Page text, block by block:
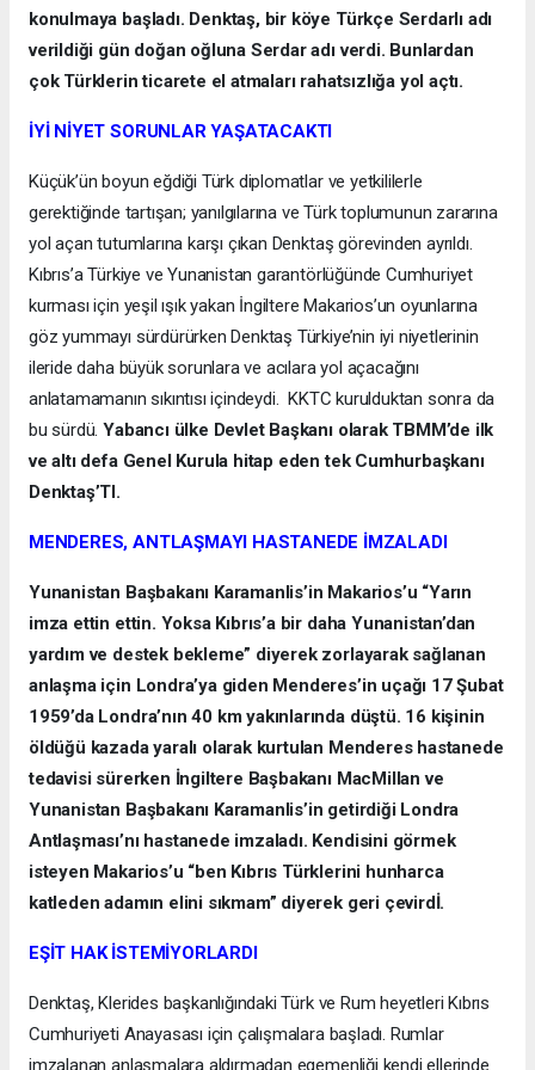
konulmaya başladı. Denktaş, bir köye Türkçe Serdarlı adı
verildiği gün doğan oğluna Serdar adı verdi. Bunlardan
çok Türklerin ticarete el atmaları rahatsızlığa yol açtı.
İYİ NİYET SORUNLAR YAŞATACAKTI
Küçük’ün boyun eğdiği Türk diplomatlar ve yetkililerle
gerektiğinde tartışan; yanılgılarına ve Türk toplumunun zararına
yol açan tutumlarına karşı çıkan Denktaş görevinden ayrıldı.
Kıbrıs’a Türkiye ve Yunanistan garantörlüğünde Cumhuriyet
kurması için yeşil ışık yakan İngiltere Makarios’un oyunlarına
göz yummayı sürdürürken Denktaş Türkiye’nin iyi niyetlerinin
ileride daha büyük sorunlara ve acılara yol açacağını
anlatamamanın sıkıntısı içindeydi. KKTC kurulduktan sonra da
bu sürdü.Yabancı ülke Devlet Başkanı olarak TBMM’de ilk
ve altı defa Genel Kurula hitap eden tek Cumhurbaşkanı
Denktaş’TI.
MENDERES, ANTLAŞMAYI HASTANEDE İMZALADI
Yunanistan Başbakanı Karamanlis’in Makarios’u “Yarın
imza ettin ettin. Yoksa Kıbrıs’a bir daha Yunanistan’dan
yardım ve destek bekleme” diyerek zorlayarak sağlanan
anlaşma için Londra’ya giden Menderes’in uçağı 17 Şubat
1959’da Londra’nın 40 km yakınlarında düştü. 16 kişinin
öldüğü kazada yaralı olarak kurtulan Menderes hastanede
tedavisi sürerken İngiltere Başbakanı MacMillan ve
Yunanistan Başbakanı Karamanlis’in getirdiği Londra
Antlaşması’nı hastanede imzaladı. Kendisini görmek
isteyen Makarios’u “ben Kıbrıs Türklerini hunharca
katleden adamın elini sıkmam” diyerek geri çevirdİ.
EŞİT HAK İSTEMİYORLARDI
Denktaş, Klerides başkanlığındaki Türk ve Rum heyetleri Kıbrıs
Cumhuriyeti Anayasası için çalışmalara başladı. Rumlar